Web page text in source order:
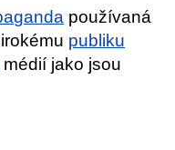
používaná
publiku
médií jako jsou